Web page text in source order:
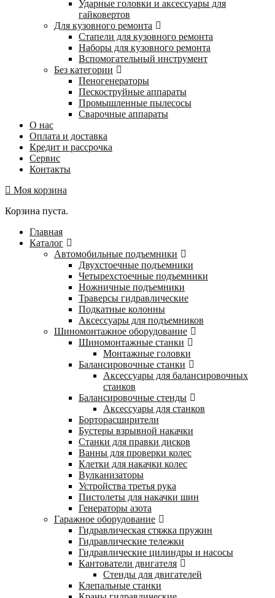
Ударные головки и аксессуары для
гайковертов
Для кузовного ремонта
Стапели для кузовного ремонта
Наборы для кузовного ремонта
Вспомогательный инструмент
Без категории
Пеногенераторы
Пескоструйные аппараты
Промышленные пылесосы
Сварочные аппараты
О нас
Оплата и доставка
Кредит и рассрочка
Сервис
Контакты
Моя корзина
Корзина пуста.
Главная
Каталог
Автомобильные подъемники
Двухстоечные подъемники
Четырехстоечные подъемники
Ножничные подъемники
Траверсы гидравлические
Подкатные колонны
Аксессуары для подъемников
Шиномонтажное оборудование
Шиномонтажные станки
Монтажные головки
Балансировочные станки
Аксессуары для балансировочных
станков
Балансировочные стенды
Аксессуары для станков
Борторасширители
Бустеры взрывной накачки
Станки для правки дисков
Ванны для проверки колес
Клетки для накачки колес
Вулканизаторы
Устройства третья рука
Пистолеты для накачки шин
Генераторы азота
Гаражное оборудование
Гидравлическая стяжка пружин
Гидравлические тележки
Гидравлические цилиндры и насосы
Кантователи двигателя
Стенды для двигателей
Клепальные станки